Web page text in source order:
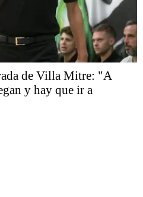
de Villa Mitre: "A
y hay que ir a